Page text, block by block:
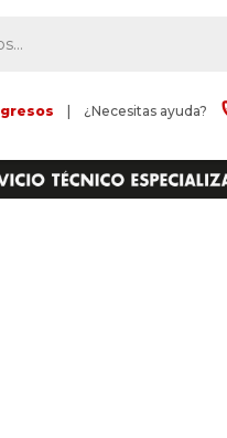
¿Necesitas ayuda?